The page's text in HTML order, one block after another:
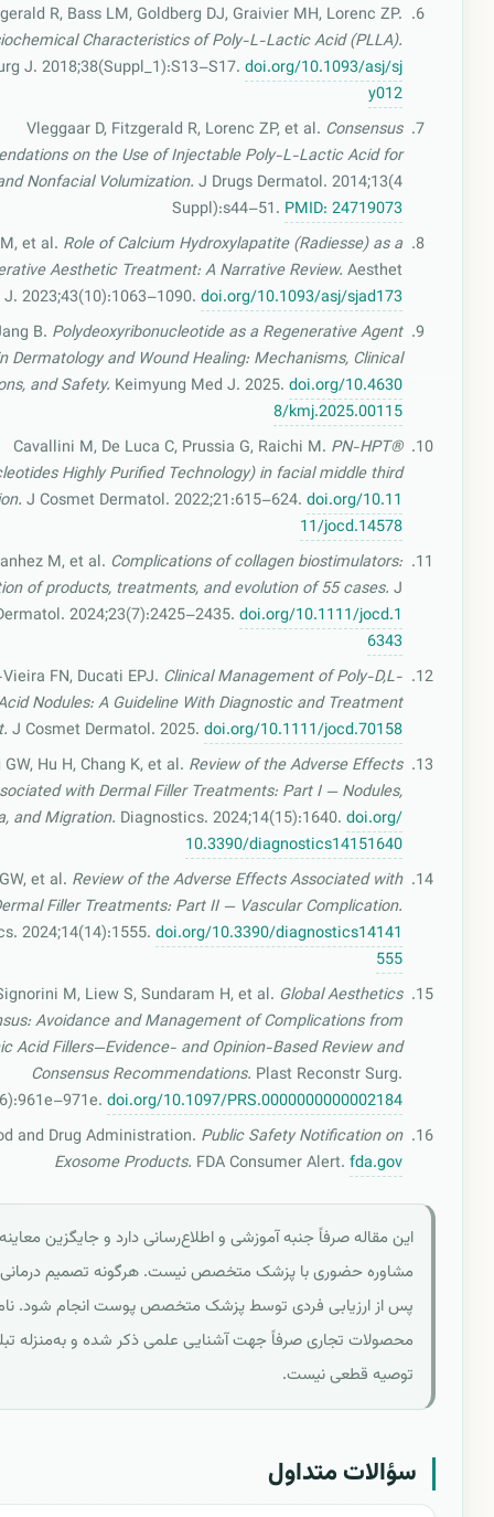
R, Bass LM, Goldberg DJ, Graivier MH, Lorenc ZP.
Characteristics of Poly-L-Lactic Acid (PLLA).
J. 2018;38(Suppl_1):S13–S17. doi.org/10.1093/asj/sj
y012
Vleggaar D, Fitzgerald R, Lorenc ZP, et al. Consensus
on the Use of Injectable Poly-L-Lactic Acid for
Nonfacial Volumization. J Drugs Dermatol. 2014;13(4
Suppl):s44–51. PMID: 24719073
et al. Role of Calcium Hydroxylapatite (Radiesse) as a
Aesthetic Treatment: A Narrative Review. Aesthet
2023;43(10):1063–1090. doi.org/10.1093/asj/sjad173
B. Polydeoxyribonucleotide as a Regenerative Agent
Dermatology and Wound Healing: Mechanisms, Clinical
and Safety. Keimyung Med J. 2025. doi.org/10.4630
8/kmj.2025.00115
Cavallini M, De Luca C, Prussia G, Raichi M. PN-HPT®
Highly Purified Technology) in facial middle third
J Cosmet Dermatol. 2022;21:615–624. doi.org/10.11
11/jocd.14578
M, et al. Complications of collagen biostimulators:
of products, treatments, and evolution of 55 cases. J
2024;23(7):2425–2435. doi.org/10.1111/jocd.1
6343
FN, Ducati EPJ. Clinical Management of Poly-D,L-
Nodules: A Guideline With Diagnostic and Treatment
J Cosmet Dermatol. 2025. doi.org/10.1111/jocd.70158
Hu H, Chang K, et al. Review of the Adverse Effects
with Dermal Filler Treatments: Part I — Nodules,
and Migration. Diagnostics. 2024;14(15):1640. doi.org/
10.3390/diagnostics14151640
et al. Review of the Adverse Effects Associated with
Filler Treatments: Part II — Vascular Complication.
2024;14(14):1555. doi.org/10.3390/diagnostics14141
555
M, Liew S, Sundaram H, et al. Global Aesthetics
Avoidance and Management of Complications from
Acid Fillers—Evidence- and Opinion-Based Review and
Consensus Recommendations. Plast Reconstr Surg.
doi.org/10.1097/PRS.0000000000002184
and Drug Administration. Public Safety Notification on
Exosome Products. FDA Consumer Alert. fda.gov
این مقاله صرفاً جنبه آموزشی و اطلاع‌رسانی دارد و جایگزین
مشاوره حضوری با پزشک متخصص نیست. هرگونه تصمیم درمانی
پس از ارزیابی فردی توسط پزشک متخصص پوست انجام شود.
محصولات تجاری صرفاً جهت آشنایی علمی ذکر شده و به‌منزله
توصیه قطعی نیست.
سؤالات متداول